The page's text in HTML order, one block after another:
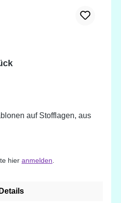
auf Stofflagen, aus
hier anmelden
Details